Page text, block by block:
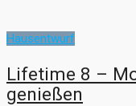
Hausentwurf
Lifetime 8 –
genießen